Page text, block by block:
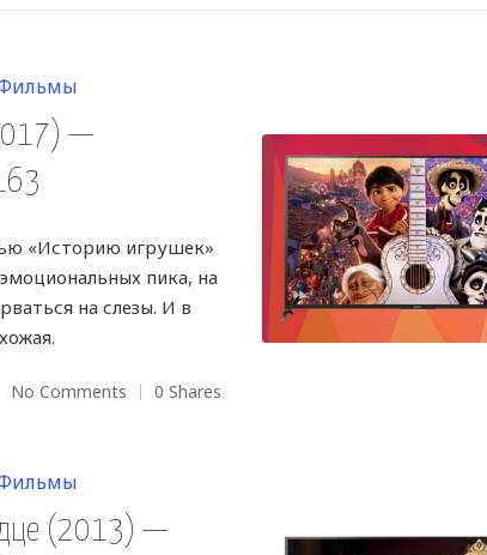
—
«Историю игрушек»
пика, на
на слезы. И в
No Comments 0 Shares
(2013) —